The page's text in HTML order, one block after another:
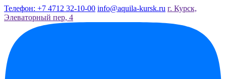
Телефон: +7 4712 32-10-00 info@aquila-kursk.ru г. Курск,
Элеваторный пер, 4